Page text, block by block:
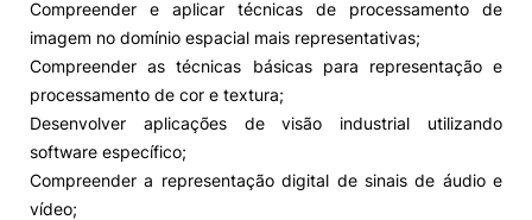
Compreender e aplicar técnicas de processamento de
imagem no domínio espacial mais representativas;
Compreender as técnicas básicas para representação e
processamento de cor e textura;
Desenvolver aplicações de visão industrial utilizando
software específico;
Compreender a representação digital de sinais de áudio e
vídeo;